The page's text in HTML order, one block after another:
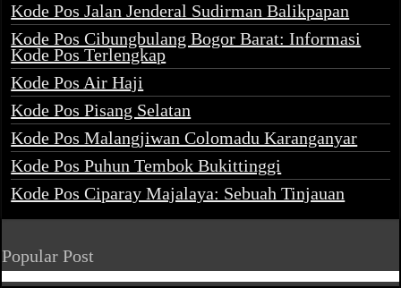
Kode Pos Jalan Jenderal Sudirman Balikpapan
Kode Pos Cibungbulang Bogor Barat: Informasi
Kode Pos Terlengkap
Kode Pos Air Haji
Kode Pos Pisang Selatan
Kode Pos Malangjiwan Colomadu Karanganyar
Kode Pos Puhun Tembok Bukittinggi
Kode Pos Ciparay Majalaya: Sebuah Tinjauan
Popular Post